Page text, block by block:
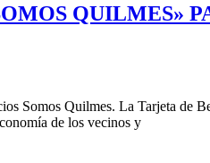
QUILMES»
Somos Quilmes. La Tarjeta de
de los vecinos y